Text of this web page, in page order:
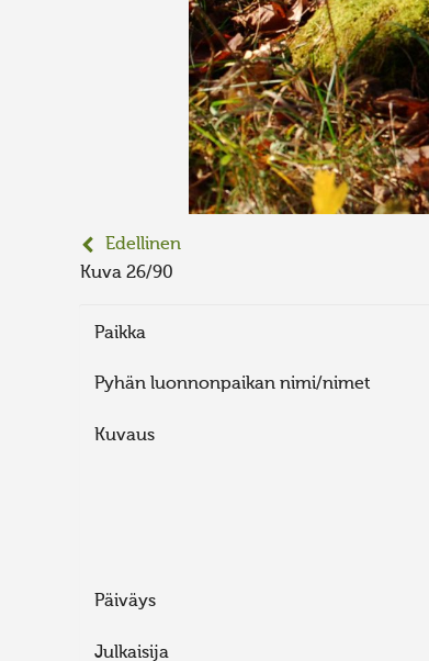
Edellinen
Kuva 26/90
Paikka
Pyhän luonnonpaikan nimi/nimet
Kuvaus
Päiväys
Julkaisija